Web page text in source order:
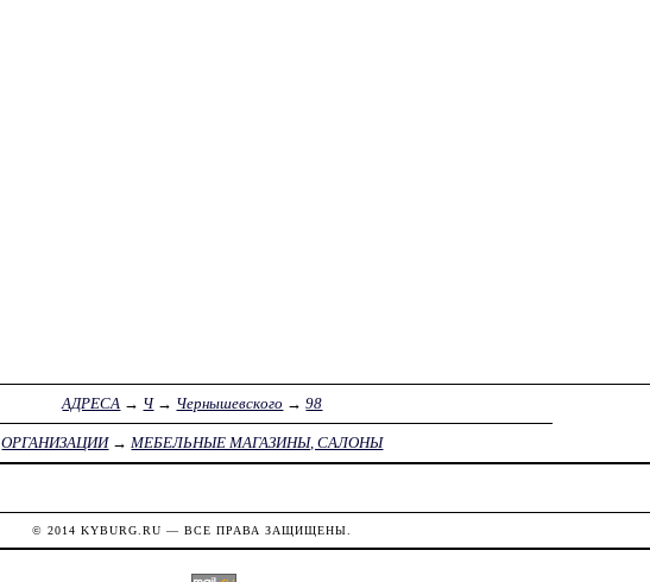
АДРЕСА → Ч→ Чернышевского →98
ОРГАНИЗАЦИИ→МЕБЕЛЬНЫЕ МАГАЗИНЫ, САЛОНЫ
© 2014KYBURG.RU — ВСЕ ПРАВА ЗАЩИЩЕНЫ.